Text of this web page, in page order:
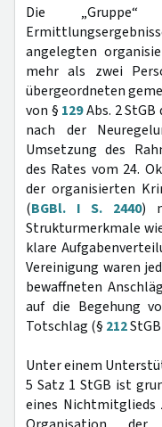
Die
angelegten
mehr als zwei
übergeordneten
von § 129Abs. 2 StGB
nach der
Umsetzung des
des Rates vom 24.
der organisierten
(BGBl. I S. 2440)
Strukturmerkmale
klare
Vereinigung waren
bewaffneten
auf die Begehung
Totschlag (§ 212
Unter einem
5 Satz 1 StGB ist
eines Nichtmitglieds